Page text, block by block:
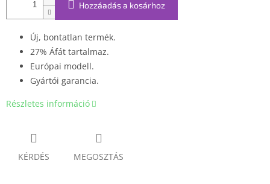
Hozzáadás a kosárhoz
Új, bontatlan termék.
27% Áfát tartalmaz.
Európai modell.
Gyártói garancia.
Részletes információ
KÉRDÉS MEGOSZTÁS